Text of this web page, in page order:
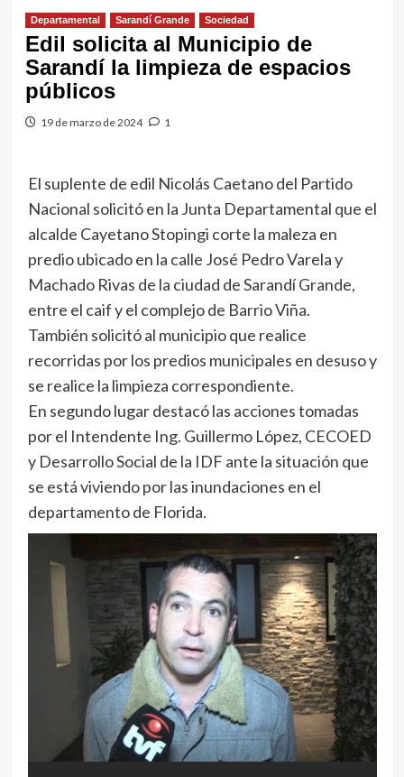
Departamental Sarandí Grande Sociedad
Edil solicita al Municipio de
Sarandí la limpieza de espacios
públicos
19 de marzo de 2024 1
El suplente de edil Nicolás Caetano del Partido
Nacional solicitó en la Junta Departamental que el
alcalde Cayetano Stopingi corte la maleza en
predio ubicado en la calle José Pedro Varela y
Machado Rivas de la ciudad de Sarandí Grande,
entre el caif y el complejo de Barrio Viña.
También solicitó al municipio que realice
recorridas por los predios municipales en desuso y
se realice la limpieza correspondiente.
En segundo lugar destacó las acciones tomadas
por el Intendente Ing. Guillermo López, CECOED
y Desarrollo Social de la IDF ante la situación que
se está viviendo por las inundaciones en el
departamento de Florida.